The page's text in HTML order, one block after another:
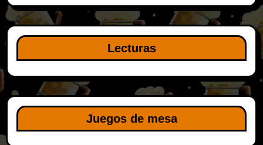
Lecturas
Juegos de mesa